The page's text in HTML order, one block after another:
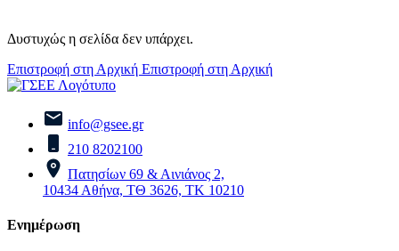
Δυστυχώς η σελίδα δεν υπάρχει.
Επιστροφή στη Αρχική Επιστροφή στη Αρχική
info@gsee.gr
210 8202100
Πατησίων 69 & Αινιάνος 2,
10434 Αθήνα, ΤΘ 3626, ΤΚ 10210
Ενημέρωση